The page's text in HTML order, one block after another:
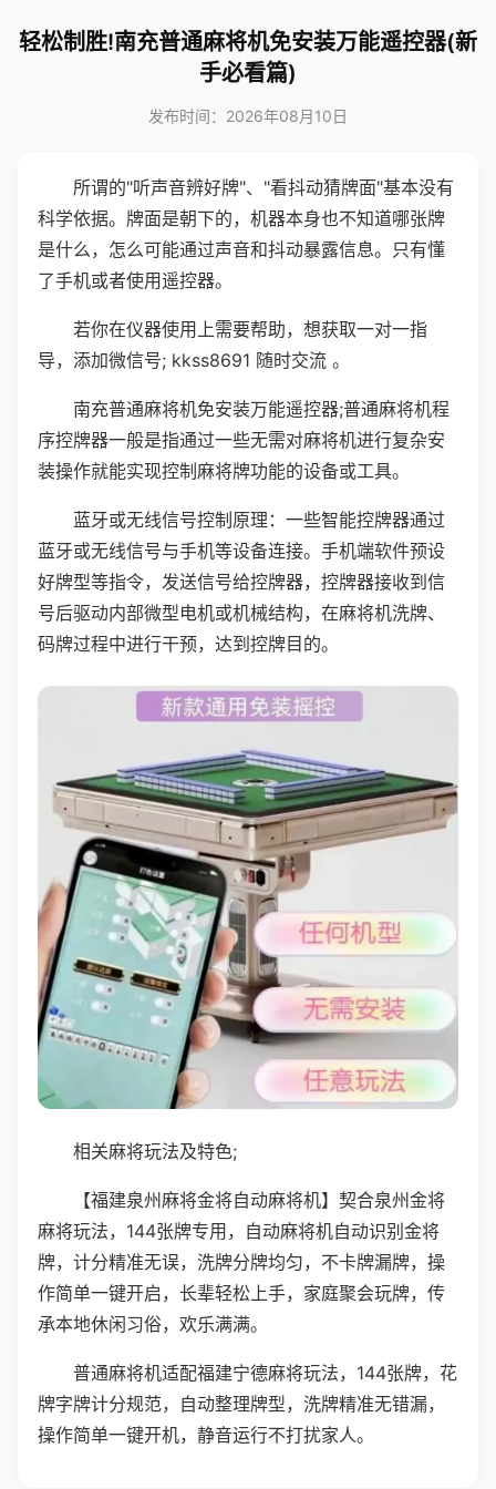
轻松制胜!南充普通麻将机免安装万能遥控器(新
手必看篇)
发布时间：2026年08月10日
所谓的"听声音辨好牌"、"看抖动猜牌面"基本没有
科学依据。牌面是朝下的，机器本身也不知道哪张牌
是什么，怎么可能通过声音和抖动暴露信息。只有懂
了手机或者使用遥控器。
若你在仪器使用上需要帮助，想获取一对一指
导，添加微信号; kkss8691 随时交流 。
南充普通麻将机免安装万能遥控器;普通麻将机程
序控牌器一般是指通过一些无需对麻将机进行复杂安
装操作就能实现控制麻将牌功能的设备或工具。
蓝牙或无线信号控制原理：一些智能控牌器通过
蓝牙或无线信号与手机等设备连接。手机端软件预设
好牌型等指令，发送信号给控牌器，控牌器接收到信
号后驱动内部微型电机或机械结构，在麻将机洗牌、
码牌过程中进行干预，达到控牌目的。
相关麻将玩法及特色;
【福建泉州麻将金将自动麻将机】契合泉州金将
麻将玩法，144张牌专用，自动麻将机自动识别金将
牌，计分精准无误，洗牌分牌均匀，不卡牌漏牌，操
作简单一键开启，长辈轻松上手，家庭聚会玩牌，传
承本地休闲习俗，欢乐满满。
普通麻将机适配福建宁德麻将玩法，144张牌，花
牌字牌计分规范，自动整理牌型，洗牌精准无错漏，
操作简单一键开机，静音运行不打扰家人。